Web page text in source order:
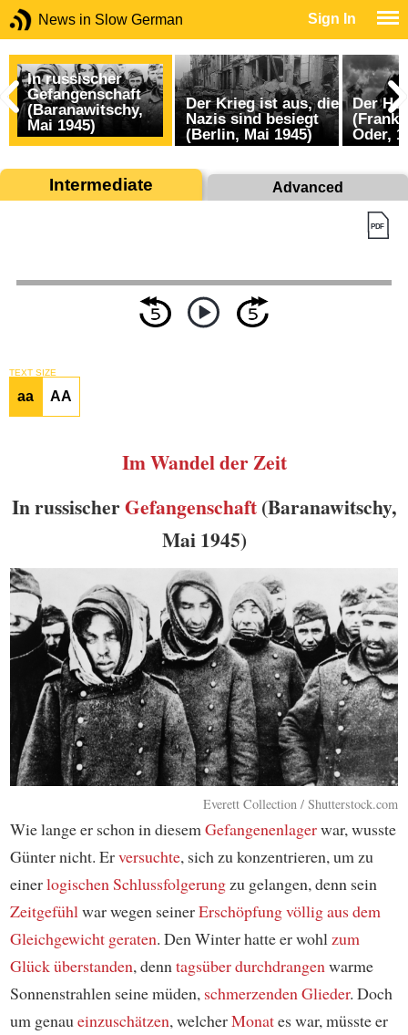
News in Slow German Sign In
In russischer
Gefangenschaft
(Baranawitschy,
Mai 1945)
Der Krieg ist aus, die
Nazis sind besiegt
(Berlin, Mai 1945)
Der
Oder,
Intermediate Advanced
TEXT SIZE
aa AA
Im Wandel der Zeit
In russischerGefangenschaft(Baranawitschy,
Mai 1945)
Everett Collection / Shutterstock.com
Wie lange er schon in diesemGefangenenlagerwar, wusste
Günter nicht. Erversuchte, sich zu konzentrieren, um zu
einerlogischenSchlussfolgerungzu gelangen, denn sein
Zeitgefühlwar wegen seinerErschöpfungvölligaus dem
Gleichgewicht geraten. Den Winter hatte er wohlzum
Glücküberstanden, denntagsüberdurchdrangenwarme
Sonnenstrahlen seine müden, schmerzendenGlieder. Doch
um genaueinzuschätzen, welcherMonates war, müsste er